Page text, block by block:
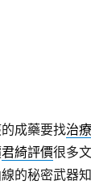
成藥要找治
君綺評價很多
的秘密武器